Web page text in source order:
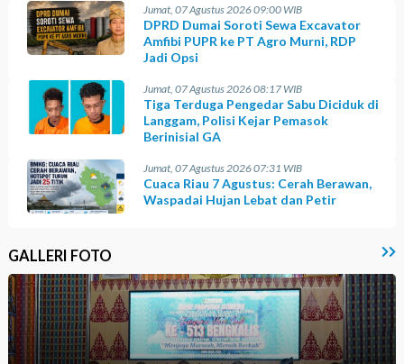
Jumat, 07 Agustus 2026 09:00 WIB
DPRD Dumai Soroti Sewa Excavator
Amfibi PUPR ke PT Agro Murni, RDP
Jadi Opsi
Jumat, 07 Agustus 2026 08:17 WIB
Tiga Terduga Pengedar Sabu Diciduk di
Langgam, Polisi Kejar Pemasok
Berinisial GA
Jumat, 07 Agustus 2026 07:31 WIB
Cuaca Riau 7 Agustus: Cerah Berawan,
Waspadai Hujan Lebat dan Petir
GALLERI FOTO